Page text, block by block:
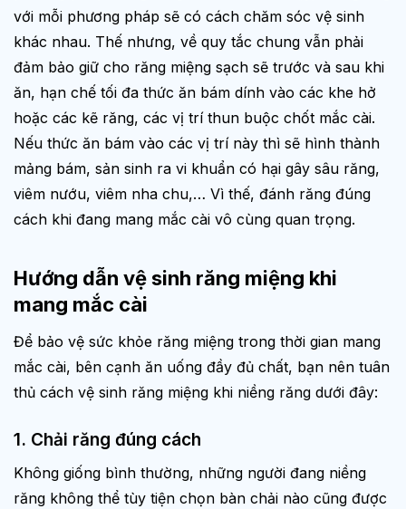
với mỗi phương pháp sẽ có cách chăm sóc vệ sinh
khác nhau. Thế nhưng, về quy tắc chung vẫn phải
đảm bảo giữ cho răng miệng sạch sẽ trước và sau khi
ăn, hạn chế tối đa thức ăn bám dính vào các khe hở
hoặc các kẽ răng, các vị trí thun buộc chốt mắc cài.
Nếu thức ăn bám vào các vị trí này thì sẽ hình thành
mảng bám, sản sinh ra vi khuẩn có hại gây sâu răng,
viêm nướu, viêm nha chu,… Vì thế, đánh răng đúng
cách khi đang mang mắc cài vô cùng quan trọng.
Hướng dẫn vệ sinh răng miệng khi
mang mắc cài
Để bảo vệ sức khỏe răng miệng trong thời gian mang
mắc cài, bên cạnh ăn uống đầy đủ chất, bạn nên tuân
thủ cách vệ sinh răng miệng khi niềng răng dưới đây:
1. Chải răng đúng cách
Không giống bình thường, những người đang niềng
răng không thể tùy tiện chọn bàn chải nào cũng được